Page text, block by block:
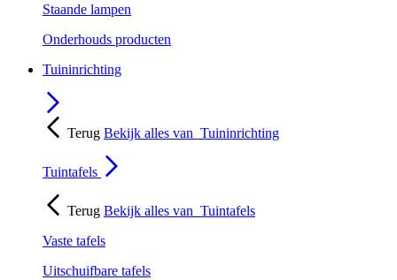
Staande lampen
Onderhouds producten
Tuininrichting
Terug Bekijk alles van Tuininrichting
Tuintafels
Terug Bekijk alles van Tuintafels
Vaste tafels
Uitschuifbare tafels